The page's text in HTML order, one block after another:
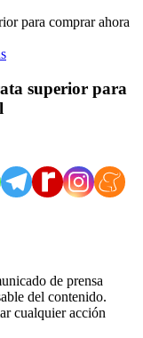
superior para
de prensa
del contenido.
cualquier acción